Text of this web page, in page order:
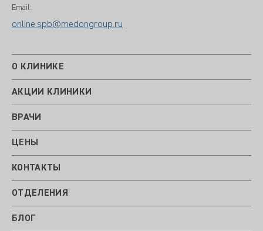
Email:
online.spb@medongroup.ru
О КЛИНИКЕ
АКЦИИ КЛИНИКИ
ВРАЧИ
ЦЕНЫ
КОНТАКТЫ
ОТДЕЛЕНИЯ
БЛОГ